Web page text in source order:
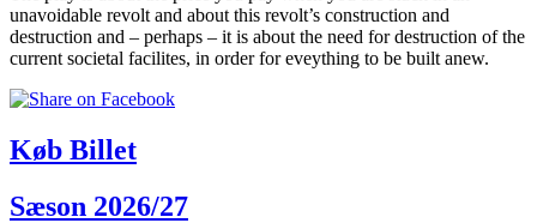
unavoidable revolt and about this revolt’s construction and
destruction and – perhaps – it is about the need for destruction of the
current societal facilites, in order for eveything to be built anew.
Køb Billet
Sæson 2026/27